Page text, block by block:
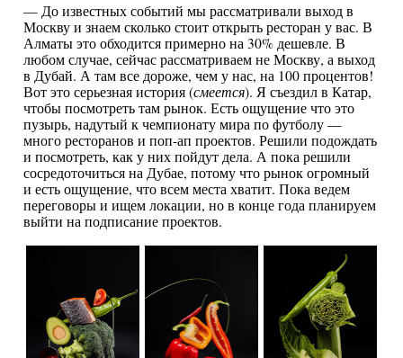
— До известных событий мы рассматривали выход в
Москву и знаем сколько стоит открыть ресторан у вас. В
Алматы это обходится примерно на 30% дешевле. В
любом случае, сейчас рассматриваем не Москву, а выход
в Дубай. А там все дороже, чем у нас, на 100 процентов!
Вот это серьезная история (смеется). Я съездил в Катар,
чтобы посмотреть там рынок. Есть ощущение что это
пузырь, надутый к чемпионату мира по футболу —
много ресторанов и поп-ап проектов. Решили подождать
и посмотреть, как у них пойдут дела. А пока решили
сосредоточиться на Дубае, потому что рынок огромный
и есть ощущение, что всем места хватит. Пока ведем
переговоры и ищем локации, но в конце года планируем
выйти на подписание проектов.